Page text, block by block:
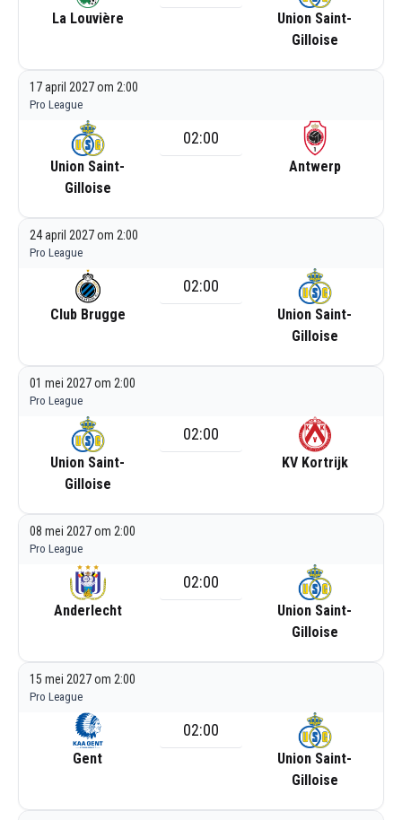
La Louvière
Union Saint-
Gilloise
17 april 2027 om 2:00
Pro League
Union Saint-
Gilloise
02:00
Antwerp
24 april 2027 om 2:00
Pro League
Club Brugge
02:00
Union Saint-
Gilloise
01 mei 2027 om 2:00
Pro League
Union Saint-
Gilloise
02:00
KV Kortrijk
08 mei 2027 om 2:00
Pro League
Anderlecht
02:00
Union Saint-
Gilloise
15 mei 2027 om 2:00
Pro League
Gent
02:00
Union Saint-
Gilloise